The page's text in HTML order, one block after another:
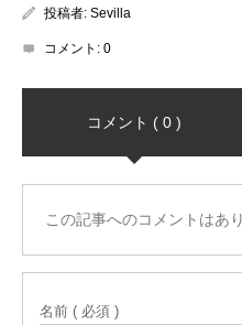
投稿者: Sevilla
コメント: 0
コメント ( 0 )
この記事へのコメントはあ
名前 ( 必須 )